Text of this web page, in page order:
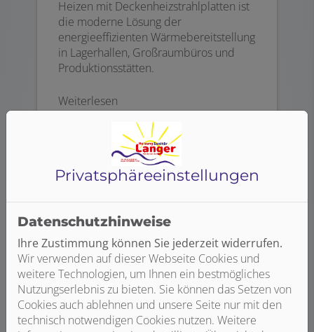
Heizen mit Deckenheizstrahlplatten ist
die moderne Lösung der
energieeffizienten Wärmebereitstellung
in Lagerhallen, Großraumbüros und
Produktionsstätten.
Weiterlesen
Sanitäranlagen
Privatsphäre­einstellungen
Datenschutzhinweise
Ihre Zustimmung können Sie jederzeit widerrufen.
Wir verwenden auf dieser Webseite Cookies und
weitere Technologien, um Ihnen ein bestmögliches
Nutzungserlebnis zu bieten. Sie können das Setzen von
Cookies auch ablehnen und unsere Seite nur mit den
technisch notwendigen Cookies nutzen. Weitere